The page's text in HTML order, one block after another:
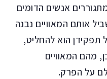
אנשים הדומים
אותם המאוויים נבנה
הוא להחליט,
מהם המאוויים
על הפרק.